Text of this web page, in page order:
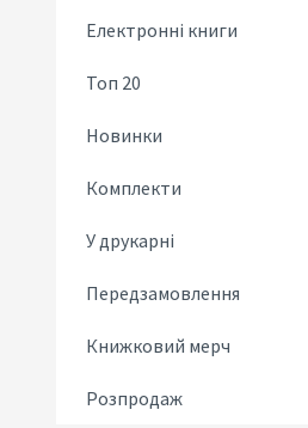
Електронні книги
Топ 20
Новинки
Комплекти
У друкарні
Передзамовлення
Книжковий мерч
Розпродаж